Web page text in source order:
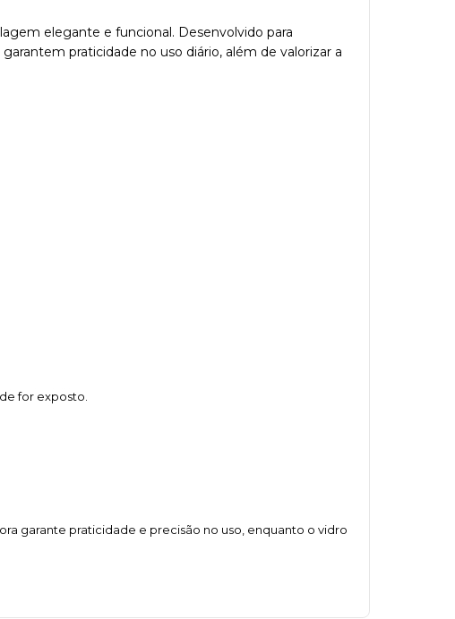
elegante e funcional. Desenvolvido para
praticidade no uso diário, além de valorizar a
for exposto.
garante praticidade e precisão no uso, enquanto o vidro